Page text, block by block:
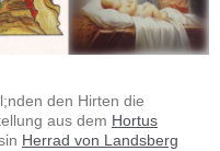
den Hirten die
aus dem Hortus
Herrad von Landsberg